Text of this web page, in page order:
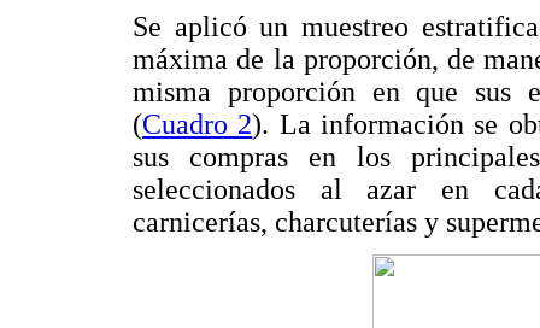
Se aplicó un muestreo
máxima de la proporción, de
misma proporción en que sus
(Cuadro 2). La información se
sus compras en los
seleccionados al azar en
carnicerías, charcuterías y